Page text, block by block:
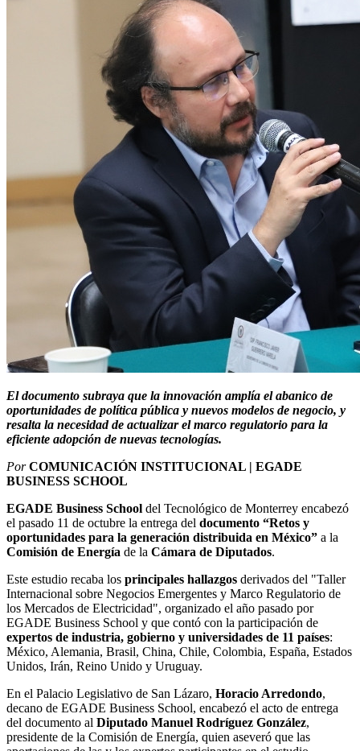
El documento subraya que la innovación amplía el abanico de
oportunidades de política pública y nuevos modelos de negocio, y
resalta la necesidad de actualizar el marco regulatorio para la
eficiente adopción de nuevas tecnologías.
Por COMUNICACIÓN INSTITUCIONAL | EGADE
BUSINESS SCHOOL
EGADE Business School del Tecnológico de Monterrey encabezó
el pasado 11 de octubre la entrega del documento “Retos y
oportunidades para la generación distribuida en México” a la
Comisión de Energía de la Cámara de Diputados.
Este estudio recaba los principales hallazgos derivados del "Taller
Internacional sobre Negocios Emergentes y Marco Regulatorio de
los Mercados de Electricidad", organizado el año pasado por
EGADE Business School y que contó con la participación de
expertos de industria, gobierno y universidades de 11 países:
México, Alemania, Brasil, China, Chile, Colombia, España, Estados
Unidos, Irán, Reino Unido y Uruguay.
En el Palacio Legislativo de San Lázaro, Horacio Arredondo,
decano de EGADE Business School, encabezó el acto de entrega
del documento al Diputado Manuel Rodríguez González,
presidente de la Comisión de Energía, quien aseveró que las